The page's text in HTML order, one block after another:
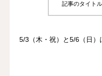
記事のタイト
5/3（木・祝）と5/6（日）